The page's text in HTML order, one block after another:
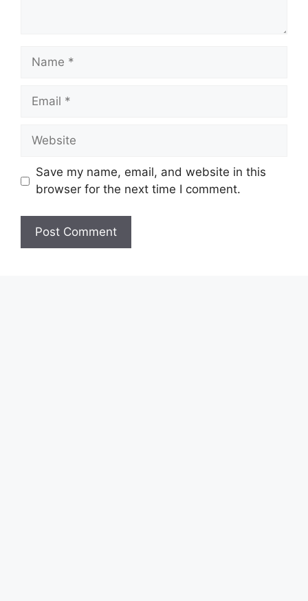
Name
Email
Website
Save my name, email, and website in this
browser for the next time I comment.